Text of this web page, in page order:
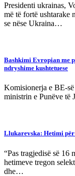
Presidenti ukrainas,
më të fortë ushtarake
se nëse Ukraina…
Bashkimi Evropian me
ndryshime kushtetuese
Komisionerja e BE-
ministrin e Punëve të
Llukarevska: Hetimi për
“Pas tragjedisë së 16
hetimeve tregon
dhe…